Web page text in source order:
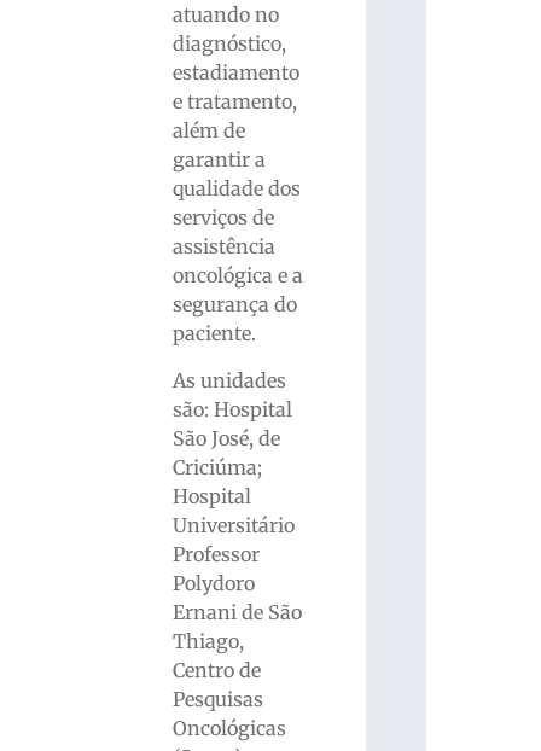
atuando no
diagnóstico,
estadiamento
e tratamento,
além de
garantir a
qualidade dos
serviços de
assistência
oncológica e a
segurança do
paciente.
As unidades
são: Hospital
São José, de
Criciúma;
Hospital
Universitário
Professor
Polydoro
Ernani de São
Thiago,
Centro de
Pesquisas
Oncológicas